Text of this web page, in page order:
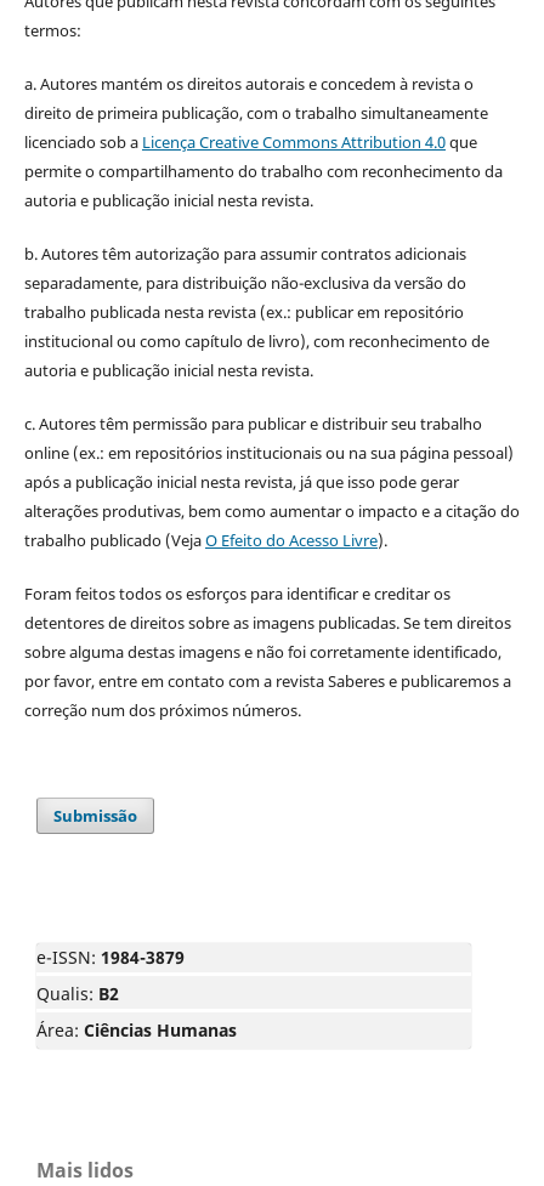
termos:
a. Autores mantém os direitos autorais e concedem à revista o
direito de primeira publicação, com o trabalho simultaneamente
licenciado sob a Licença Creative Commons Attribution 4.0que
permite o compartilhamento do trabalho com reconhecimento da
autoria e publicação inicial nesta revista.
b. Autores têm autorização para assumir contratos adicionais
separadamente, para distribuição não-exclusiva da versão do
trabalho publicada nesta revista (ex.: publicar em repositório
institucional ou como capítulo de livro), com reconhecimento de
autoria e publicação inicial nesta revista.
c. Autores têm permissão para publicar e distribuir seu trabalho
online (ex.: em repositórios institucionais ou na sua página pessoal)
após a publicação inicial nesta revista, já que isso pode gerar
alterações produtivas, bem como aumentar o impacto e a citação do
trabalho publicado (VejaO Efeito do Acesso Livre).
Foram feitos todos os esforços para identificar e creditar os
detentores de direitos sobre as imagens publicadas. Se tem direitos
sobre alguma destas imagens e não foi corretamente identificado,
por favor, entre em contato com a revista Saberes e publicaremos a
correção num dos próximos números.
Submissão
e-ISSN: 1984-3879
Qualis: B2
Área: Ciências Humanas
Mais lidos